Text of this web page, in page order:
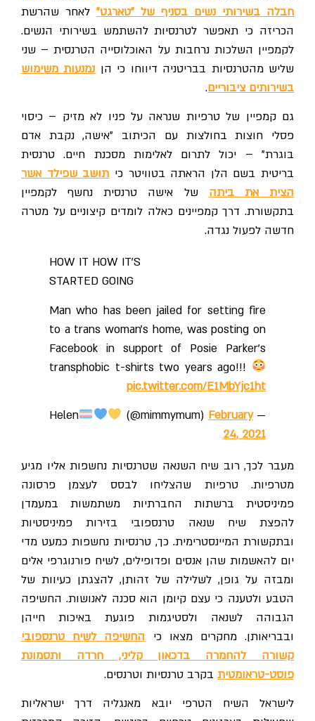
חבלה בשירותי נשים בסניף של "טארגט"לאחר שהרשת
הכריזה כי תאפשר לטרנסיות להשתמש בשירותי הנשים.
לקמפיין השלכות נרחבות על האוכלוסייה הטרנסית – שני
שליש מהטרנסיות בבריטניה דיווחו כי הן נמנעות משימוש
בשירותים ציבוריים.
גם קמפיין של טרפיות שנראה על פניו לא מזיק – כיסוי
פסלי חוצות בחולצות עם הכיתוב "אישה, נקבת אדם
בוגרת" – יכול לתרום לאלימות מסכנת חיים. טרנסית
בריטית בשם הלן הראתה בטוויטר כיתושב שפילד אשר
הצית את ביתהשל אישה טרנסית נחשף לקמפיין
בתקשורת. דרך קמפיינים כאלה לומדים קיצוניים על מטרה
חדשה לפעול נגדה.
HOW IT HOW IT’S
STARTED GOING
Man who has been jailed for setting fire
to a trans woman’s home, was posting on
Facebook in support of Posie Parker’s
transphobic t-shirts two years ago!!!
pic.twitter.com/E1MbYjc1ht
(@mimmymum)February
24, 2021
מעבר לכך, רוב שיח השנאה שטרנסיות נחשפות אליו מגיע
מטרפיות. טרפיות שהצליחו לבסס לעצמן פרסונה
פמיניסטית ברשתות החברתיות משתמשות במעמדן
להפצת שיח שנאה טרנספובי בזירות פמיניסטיות
ובתקשורת המיינסטרימית. כך, טרנסיות נחשפות כמעט מדי
יום להאשמות שהן אנסים ופדופילים, לשיח פורנוגרפי אלים
ומבזה על גופן, לשלילה של זהותן, להצגתן כעיוות של
הטבע ולטענה כי עצם קיומן הוא סכנה לאנושות. החשיפה
הגבוהה לשנאה ולסטיגמות פוגעת באיכות חייהן
ובבריאותן. מחקרים מצאו כי החשיפה לשיח טרנספובי
קשורה להחמרה בדכאון קליני, חרדה ותסמונת
פוסט-טראומטיתבקרב טרנסיות וטרנסים.
לישראל השיח הטרפי יובא מאנגליה דרך ישראליות